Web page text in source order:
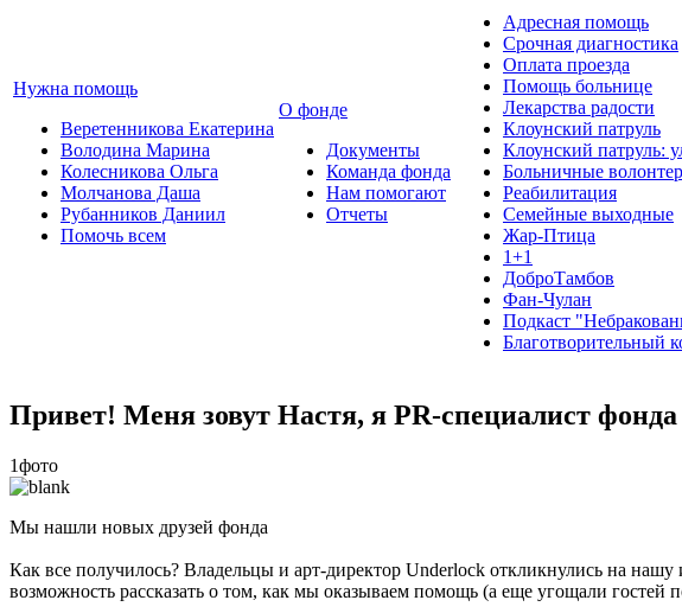
Нужна помощь
Веретенникова Екатерина
Володина Марина
Колесникова Ольга
Молчанова Даша
Рубанников Даниил
Помочь всем
О фонде
Документы
Команда фонда
Нам помогают
Отчеты
Адресная помощь
Срочная диагностика
Оплата проезда
Помощь больнице
Лекарства радости
Клоунский патруль
Клоунский патруль:
Больничные
Реабилитация
Семейные выходные
Жар-Птица
1+1
ДоброТамбов
Фан-Чулан
Подкаст
Благотворительный
Привет! Меня зовут Настя, я PR-специалист
1фото
Мы нашли новых друзей фонда
Как все получилось? Владельцы и арт-директор Underlock откликнулись на
возможность рассказать о том, как мы оказываем помощь (а еще угощали гостей